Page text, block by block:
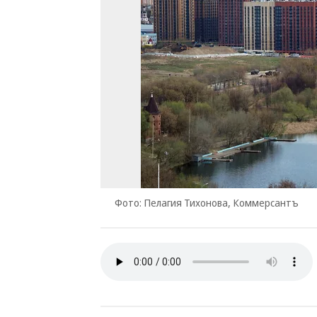
Фото: Пелагия Тихонова, Коммерсантъ